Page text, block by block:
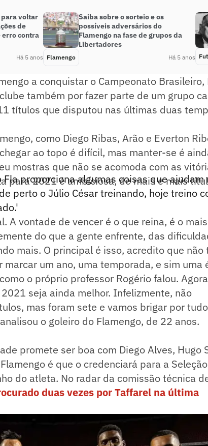
para voltar
de
erro contra
Há 5 anos
Saiba sobre o sorteio e os
possíveis adversários do
Flamengo na fase de grupos da
Libertadores
Flamengo Há 5 anos
a conquistar o Campeonato Brasileiro,
também por fazer parte de um grupo
títulos que disputou nas últimas duas
como Diego Ribas, Arão e Everton
ao topo é difícil, mas manter-se é
mostras que não se acomoda com as
para 2021 é ambiciosa, de mais e mais
Fla proporciona algumas coisas que ajudam
perto o Júlio César treinando, hoje treino
A vontade de vencer é o que reina, é o mais
do que a gente enfrente, das
mais. O principal é isso, acredito que não
marcar um ano, uma temporada, e sim uma
o próprio professor Rogério falou.
seja ainda melhor. Infelizmente, não
mas foram sete e vamos brigar por
o goleiro do Flamengo, de 22 anos.
promete ser boa com Diego Alves, Hugo
é que o credenciará para a Seleção
do atleta. No radar da comissão técnica
duas vezes por Taffarel na última